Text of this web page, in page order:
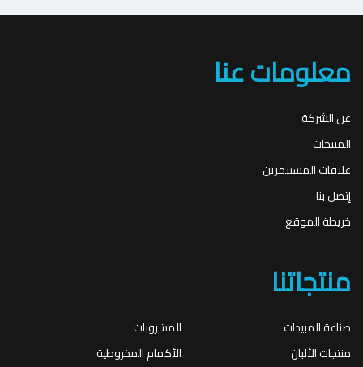
معلومات عنا
عن الشركة
المنتجات
علاقات المستثمرين
إتصل بنا
خريطة الموقع
منتجاتنا
صناعة المبيدات
المشروبات
منتجات الألبان
الأكمام المخروطية